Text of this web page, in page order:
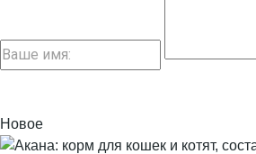
Новое